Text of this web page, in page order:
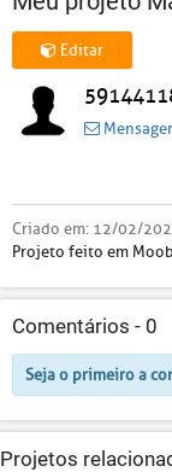
Editar
Criado em: 12/02/
Projeto feito em
Comentários - 0
Seja o primeiro a
Projetos